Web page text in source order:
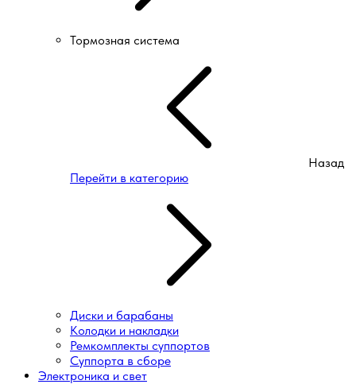
Тормозная система
Назад
Перейти в категорию
Диски и барабаны
Колодки и накладки
Ремкомплекты суппортов
Суппорта в сборе
Электроника и свет